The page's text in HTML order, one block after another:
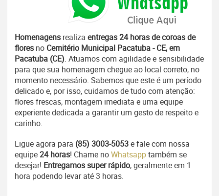
Homenagens realiza entregas 24 horas de coroas de
flores no Cemitério Municipal Pacatuba - CE, em
Pacatuba (CE). Atuamos com agilidade e sensibilidade
para que sua homenagem chegue ao local correto, no
momento necessário. Sabemos que este é um período
delicado e, por isso, cuidamos de tudo com atenção:
flores frescas, montagem imediata e uma equipe
experiente dedicada a garantir um gesto de respeito e
carinho.
Ligue agora para (85) 3003-5053e fale com nossa
equipe24 horas! Chame noWhatsapptambém se
desejar! Entregamos super rápido, geralmente em 1
hora podendo levar até 3 horas.